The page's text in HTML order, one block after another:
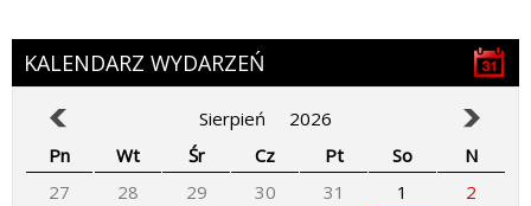
KALENDARZ WYDARZEŃ
Sierpień
2026
Pn
Wt Śr Cz Pt So
N
27
28 29 30 31 1
2